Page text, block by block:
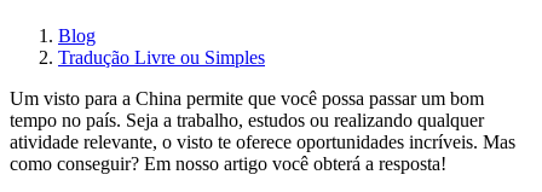
Blog
Tradução Livre ou Simples
Um visto para a China permite que você possa passar um bom
tempo no país. Seja a trabalho, estudos ou realizando qualquer
atividade relevante, o visto te oferece oportunidades incríveis. Mas
como conseguir? Em nosso artigo você obterá a resposta!